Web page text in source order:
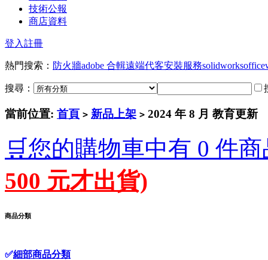
技術公報
商店資料
登入註冊
熱門搜索： 防火牆adobe 合輯遠端代客安裝服務solidworksoffice
搜尋：
當前位置: 首頁 > 新品上架 > 2024 年 8 月 教育更新
🛒您的購物車中有 0 件
500 元才出貨)
商品分類
✅細部商品分類